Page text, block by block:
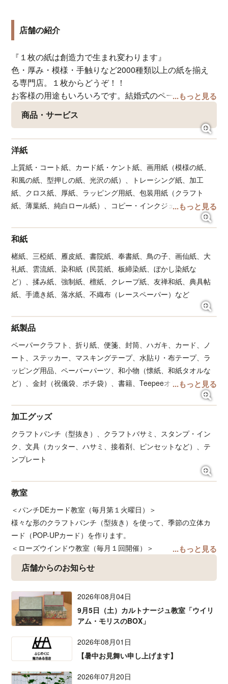
一面に並ぶ紙の棚。38段の棚は横に16台並ぶ姿は圧巻
です。右手には大きな紙を収納する棚、クラフト関連の
商品や道具、書籍、折り紙、和雑貨などが並びます。左
手には大きなテーブル。ここでは様々な教室を定期的に
行ったり、裁断などの作業、販売している型抜きパン
チ、スタンプなどのお試しコーナーなどに使用していた
だいています。
そして、紙の可能性、紙の魅力を発信すべく、店内に
様々な作品を飾っております。カウンター下には、季節
店名のティピーは、インディアンの家という意味で、自
う想いをこめました。お店のキャラクター「ティピーく
ん」を店内で探してくださいね♪
店内入口に高低差があるため、緩やかな斜面を設けてい
ます。また、入口の４枚の戸は横に大きく開きますの
で、車椅子でも気軽にご来店いただけます。大きなテー
ブル、カウンターの他に、入口近くにベンチがありま
るなど、ご利用いただいております。
＜おもてなし＞
紙の種類は実に様々です。用途による分類だけでなく、
模様、風合い、さらに同じ銘柄の中に様々な厚さ、サイ
ズ、色があります。まず店内の紙の種類だけでも2000
ができるように、色別、種類別のB5サイズのファイル
を店内２ヶ所に設置。実際に見て触っていただきながら
探すことができます。
さらに、関連会社である卸問屋（三協紙業株式会社）と
の協同によって、店舗在庫以外の紙の取り寄せ、mm単
位からの希望サイズへの裁断、印刷、箔押し、箱などの
お客様が用途に応じて望まれている紙を探してご提案い
たします。店内にあるカウンターの椅子の高さは少し高
めで、お客様と目線を合わせてゆっくりお話できる場に
なっております。
また、一度購入された紙や商品を検索できる「Teepee
メンバーズカード」も喜ばれております。
paper shop Teepeeは、卸問屋と協同することによっ
て、たくさんの方に紙の多様性を知っていただき、気軽
に使っていただき、そして紙の可能性、魅力を感じてい
ただきたいという想いから生まれました。
店舗の紹介
『１枚の紙は創造力で生まれ変わります』
色・厚み・模様・手触りなど2000種類以上の紙を揃え
る専門店。１枚からどうぞ！！
お客様の用途もいろいろです。結婚式のペーパーアイテ
ム作り、照明、趣味の工芸などなど・・・
こだわりの紙を使って小ロットの商品のパッケージや案
お探しの紙の取り寄せや、mm単位で希望のサイズへの
...もっと見る
商品・サービス
洋紙
上質紙・コート紙、カード紙・ケント紙、画用紙（模様の紙、
和風の紙、型押しの紙、光沢の紙）、トレーシング紙、加工
紙、クロス紙、厚紙、ラッピング用紙、包装用紙（クラフト
紙、薄葉紙、純白ロール紙）、コピー・インクジェット・レー
ザー専用紙、輸入紙（イタリアンペーパー、スキバルテック
ス、エンボスペーパー、スクラップブッキングの紙など）、小
間紙、カットペーパーなど
...もっと見る
和紙
楮紙、三椏紙、雁皮紙、書院紙、奉書紙、鳥の子、画仙紙、大
礼紙、雲流紙、染和紙（民芸紙、板締染紙、ぼかし染紙な
ど）、揉み紙、強制紙、檀紙、クレープ紙、友禅和紙、典具帖
紙、手漉き紙、落水紙、不織布（レースペーパー）など
紙製品
ペーパークラフト、折り紙、便箋、封筒、ハガキ、カード、ノ
ート、ステッカー、マスキングテープ、水貼り・布テープ、ラ
ッピング用品、ペーパーパーツ、和小物（懐紙、和紙タオルな
ど）、金封（祝儀袋、ポチ袋）、書籍、Teepeeオリジナルグッ
水引（１本から販売しております☆）
...もっと見る
加工グッズ
クラフトパンチ（型抜き）、クラフトバサミ、スタンプ・イン
ク、文具（カッター、ハサミ、接着剤、ピンセットなど）、テ
ンプレート
教室
＜パンチDEカード教室（毎月第１火曜日）＞
様々な形のクラフトパンチ（型抜き）を使って、季節の立体カ
ード（POP-UPカード）を作ります。
＜ローズウインドウ教室（毎月１回開催）＞
紙で作るステンドグラス。光を通すと様々な色と柄が浮かび上
がってとても綺麗！！
フランスの工芸。厚紙（カルトン）にクロス紙や柄の紙を貼っ
て箱やファイルなどを作ります。
＜シャドーボックス教室（毎月１回）＞
同じ絵柄を何枚も重ねることによって、立体感を生み出す工芸
です。
＜点描曼荼羅画教室（不定期）＞
静かに点に向き合う時間は自律神経を整え、心を穏やかにする
...もっと見る
店舗からのお知らせ
2026年08月04日
9月5日（土）カルトナージュ教室「ウイリ
アム・モリスのBOX」
2026年08月01日
【暑中お見舞い申し上げます】
2026年07月20日